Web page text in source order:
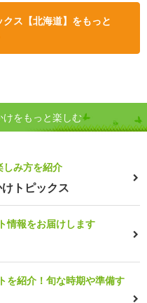
ス【北海道】をもっと
をもっと楽しむ
しみ方を紹介
トピックス
情報をお届けします
を紹介！旬な時期や準備す